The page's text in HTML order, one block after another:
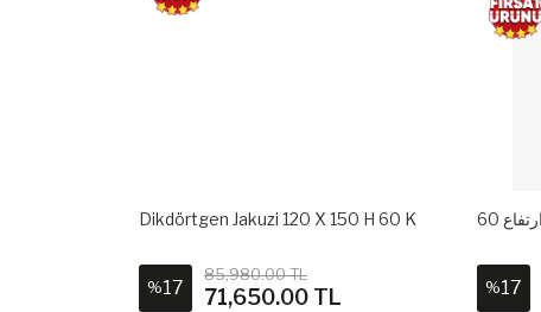
Dikdörtgen Jakuzi 120 X 150 H 60 K
%17
85,980.00 TL
71,650.00 TL %17